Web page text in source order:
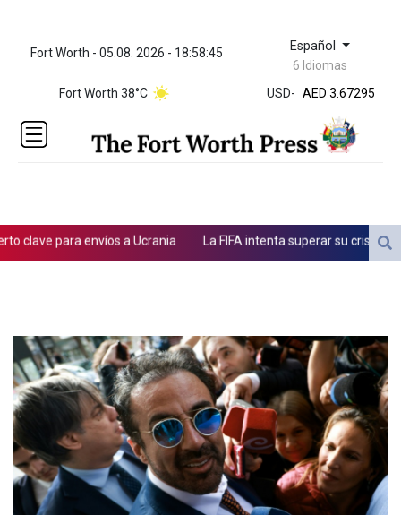
Fort Worth - 05.08. 2026 - 18:58:45 Español
6 Idiomas
Fort Worth 38°C
USD-
ZWL 321.999592
AED 3.67295
AED 3.67295
AFN
ALL 80.699176
AMD
1496.247598
BBD 2.013026
BDT 123.715983
BHD 0.377098
BIF 2992.5
BMD 1
BND 1.281592
BOB 12.13835
BRL 5.1384
BSD 0.999498
para envíos a Ucrania La FIFA intenta superar su crisis con